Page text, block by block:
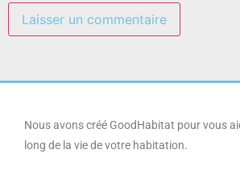
Nous avons créé GoodHabitat pour vous
long de la vie de votre habitation.